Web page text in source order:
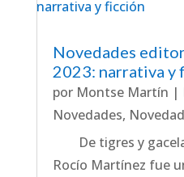
Novedades
2023: narrativa y
por Montse Martín |
Novedades,
De tigres y
Rocío Martínez fue